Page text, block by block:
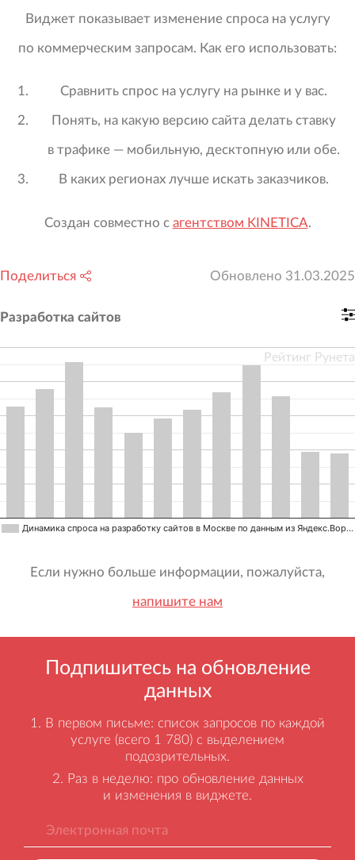
Виджет показывает изменение спроса на услугу
по коммерческим запросам. Как его использовать:
Сравнить спрос на услугу на рынке и у вас.
Понять, на какую версию сайта делать ставку
в трафике — мобильную, десктопную или обе.
В каких регионах лучше искать заказчиков.
Создан совместно с агентством KINETICA.
Поделиться Обновлено 31.03.2025
Разработка сайтов
Динамика спроса на разработку сайтов в Москве по данным из Яндекс.Вор…
Рейтинг Рунета
Если нужно больше информации, пожалуйста,
напишите нам
Подпишитесь на обновление
данных
В первом письме: список запросов по каждой
услуге (всего 1 780) с выделением
подозрительных.
Раз в неделю: про обновление данных
и изменения в виджете.